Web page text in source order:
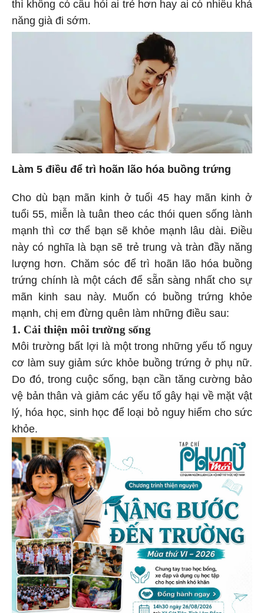
thì không có câu hỏi ai trẻ hơn hay ai có nhiều khả
năng già đi sớm.
Làm 5 điều để trì hoãn lão hóa buồng trứng
Cho dù bạn mãn kinh ở tuổi 45 hay mãn kinh ở
tuổi 55, miễn là tuân theo các thói quen sống lành
mạnh thì cơ thể bạn sẽ khỏe mạnh lâu dài. Điều
này có nghĩa là bạn sẽ trẻ trung và tràn đầy năng
lượng hơn. Chăm sóc để trì hoãn lão hóa buồng
trứng chính là một cách để sẵn sàng nhất cho sự
mãn kinh sau này. Muốn có buồng trứng khỏe
mạnh, chị em đừng quên làm những điều sau:
1. Cải thiện môi trường sống
Môi trường bất lợi là một trong những yếu tố nguy
cơ làm suy giảm sức khỏe buồng trứng ở phụ nữ.
Do đó, trong cuộc sống, bạn cần tăng cường bảo
vệ bản thân và giảm các yếu tố gây hại về mặt vật
lý, hóa học, sinh học để loại bỏ nguy hiểm cho sức
khỏe.